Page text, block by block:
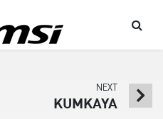
NEXT
KUMKAYA